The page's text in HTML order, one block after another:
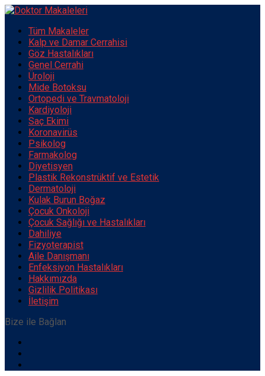
Tüm Makaleler
Kalp ve Damar Cerrahisi
Göz Hastalıkları
Genel Cerrahi
Üroloji
Mide Botoksu
Ortopedi ve Travmatoloji
Kardiyoloji
Saç Ekimi
Koronavirüs
Psikolog
Farmakolog
Diyetisyen
Plastik Rekonstrüktif ve Estetik
Dermatoloji
Kulak Burun Boğaz
Çocuk Onkoloji
Çocuk Sağlığı ve Hastalıkları
Dahiliye
Fizyoterapist
Aile Danışmanı
Enfeksiyon Hastalıkları
Hakkımızda
Gizlilik Politikası
İletişim
Bize ile Bağlan